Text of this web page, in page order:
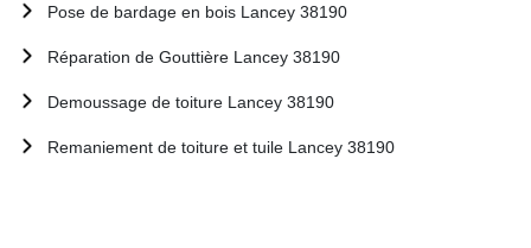
Pose de bardage en bois Lancey 38190
Réparation de Gouttière Lancey 38190
Demoussage de toiture Lancey 38190
Remaniement de toiture et tuile Lancey 38190